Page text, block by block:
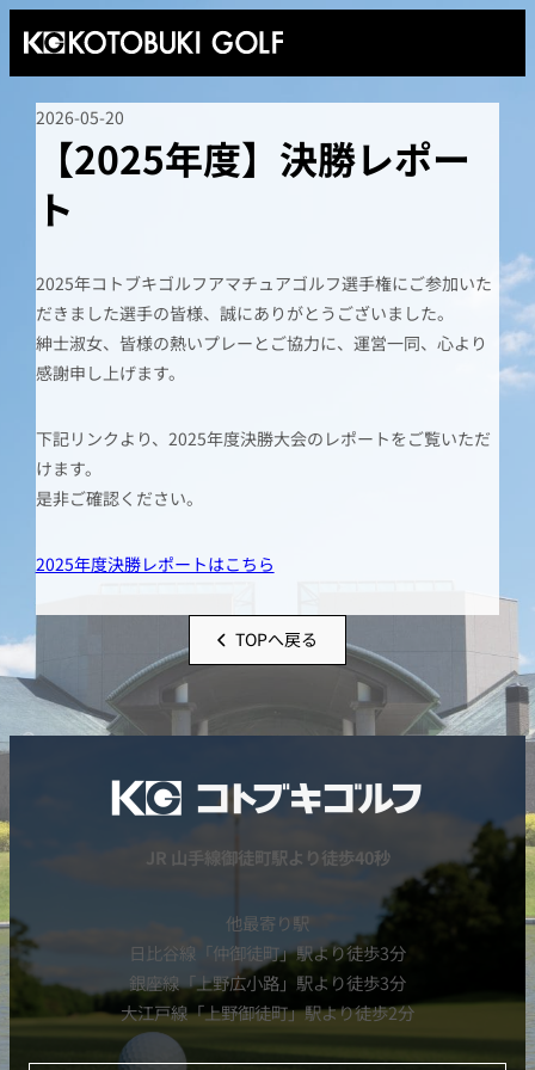
2026-05-20
【2025年度】決勝レポー
ト
2025年コトブキゴルフアマチュアゴルフ選手権にご参加いた
だきました選手の皆様、誠にありがとうございました。
紳士淑女、皆様の熱いプレーとご協力に、運営一同、心より
感謝申し上げます。
下記リンクより、2025年度決勝大会のレポートをご覧いただ
けます。
是非ご確認ください。
2025年度決勝レポートはこちら
TOPへ戻る
JR 山手線御徒町駅より徒歩40秒
他最寄り駅
日比谷線「仲御徒町」駅より徒歩3分
銀座線「上野広小路」駅より徒歩3分
大江戸線「上野御徒町」駅より徒歩2分